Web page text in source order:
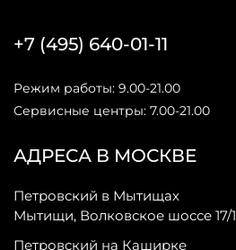
АДРЕСА В МОСКВЕ
Петровский в Мытищах
Мытищи, Волковское шоссе 17/1
Петровский на Каширке
+7 (495) 640-01-11
Режим работы: 9.00-21.00
Сервисные центры: 7.00-21.00